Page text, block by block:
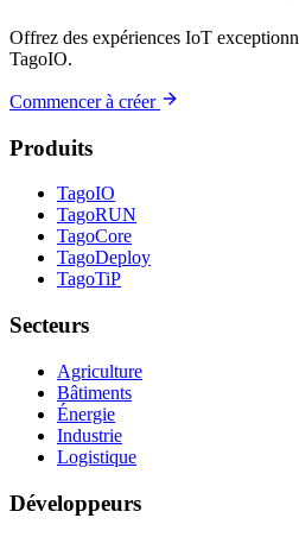
Offrez des expériences IoT
TagoIO.
Commencer à créer
Produits
TagoIO
TagoRUN
TagoCore
TagoDeploy
TagoTiP
Secteurs
Agriculture
Bâtiments
Énergie
Industrie
Logistique
Développeurs